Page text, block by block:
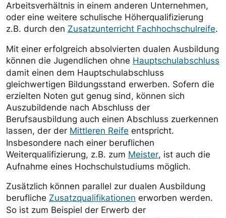
Arbeitsverhältnis in einem anderen Unternehmen,
oder eine weitere schulische Höherqualifizierung
z.B. durch den Zusatzunterricht Fachhochschulreife.
Mit einer erfolgreich absolvierten dualen Ausbildung
können die Jugendlichen ohne Hauptschulabschluss
damit einen dem Hauptschulabschluss
gleichwertigen Bildungsstand erwerben. Sofern die
erzielten Noten gut genug sind, können sich
Auszubildende nach Abschluss der
Berufsausbildung auch einen Abschluss zuerkennen
lassen, der der Mittleren Reife entspricht.
Insbesondere nach einer beruflichen
Weiterqualifizierung, z.B. zum Meister, ist auch die
Aufnahme eines Hochschulstudiums möglich.
Zusätzlich können parallel zur dualen Ausbildung
berufliche Zusatzqualifikationen erworben werden.
So ist zum Beispiel der Erwerb der